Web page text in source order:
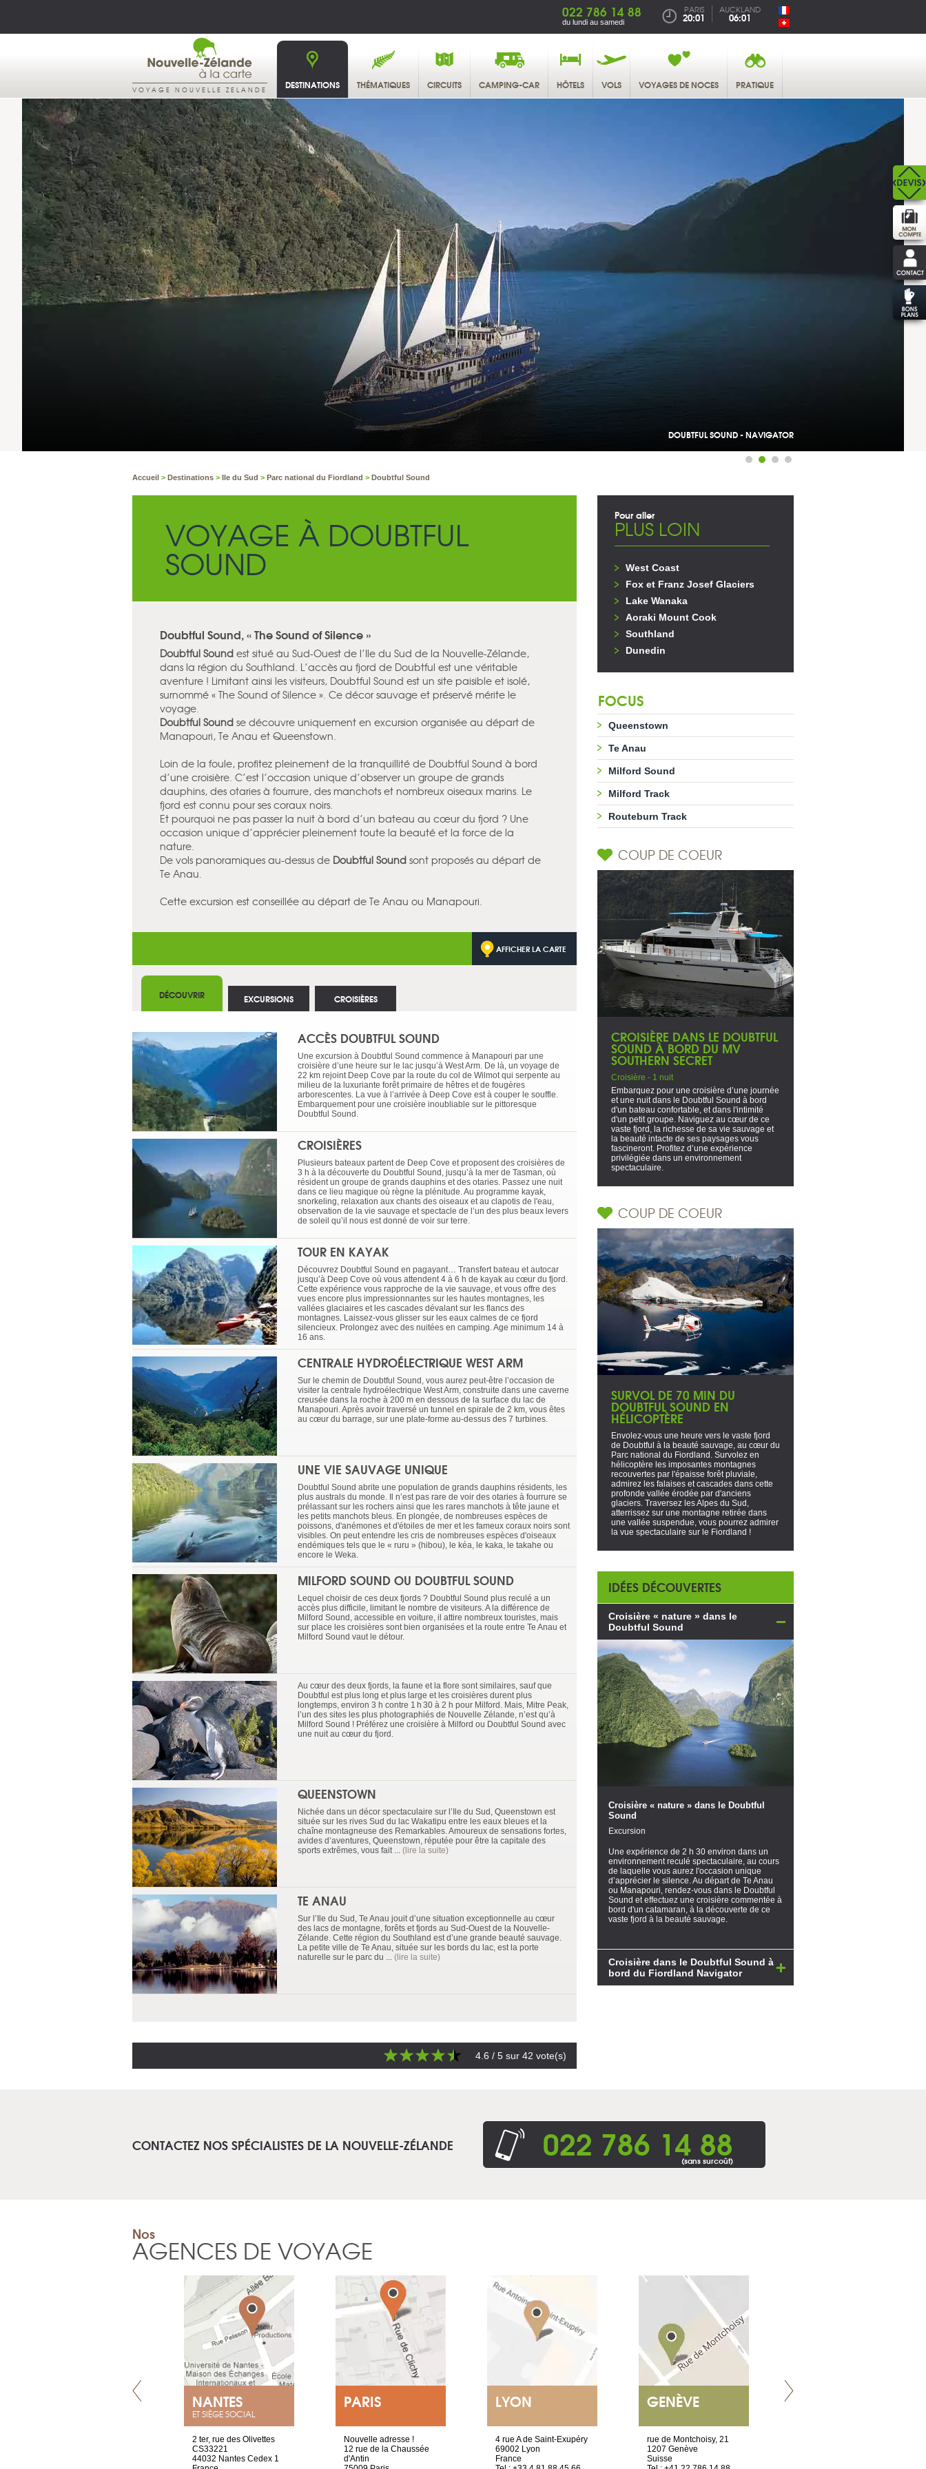
022 786 14 88
du lundi au samedi
PARIS
20:01
AUCKLAND
06:01
VOYAGE NOUVELLE ZELANDE DESTINATIONS THÉMATIQUES CIRCUITS CAMPING-CAR HÔTELS VOLS VOYAGES DE NOCES PRATIQUE
DOUBTFUL SOUND - NAVIGATOR
Accueil > Destinations > Ile du Sud > Parc national du Fiordland > Doubtful Sound
VOYAGE À DOUBTFUL
SOUND
Doubtful Sound, « The Sound of Silence »
Doubtful Sound est situé au Sud-Ouest de l’Ile du Sud de la Nouvelle-Zélande,
dans la région du Southland. L’accès au fjord de Doubtful est une véritable
aventure ! Limitant ainsi les visiteurs, Doubtful Sound est un site paisible et isolé,
surnommé « The Sound of Silence ». Ce décor sauvage et préservé mérite le
voyage.
Doubtful Sound se découvre uniquement en excursion organisée au départ de
Manapouri, Te Anau et Queenstown.
Loin de la foule, profitez pleinement de la tranquillité de Doubtful Sound à bord
d’une croisière. C’est l’occasion unique d’observer un groupe de grands
dauphins, des otaries à fourrure, des manchots et nombreux oiseaux marins. Le
fjord est connu pour ses coraux noirs.
Et pourquoi ne pas passer la nuit à bord d’un bateau au cœur du fjord ? Une
occasion unique d’apprécier pleinement toute la beauté et la force de la
nature.
De vols panoramiques au-dessus de Doubtful Sound sont proposés au départ de
Te Anau.
Cette excursion est conseillée au départ de Te Anau ou Manapouri.
AFFICHER LA CARTE
DÉCOUVRIR
ACCÈS DOUBTFUL SOUND
Une excursion à Doubtful Sound commence à Manapouri par une
croisière d’une heure sur le lac jusqu’à West Arm. De là, un voyage de
22 km rejoint Deep Cove par la route du col de Wilmot qui serpente au
milieu de la luxuriante forêt primaire de hêtres et de fougères
arborescentes. La vue à l’arrivée à Deep Cove est à couper le souffle.
Embarquement pour une croisière inoubliable sur le pittoresque
Doubtful Sound.
CROISIÈRES
Plusieurs bateaux partent de Deep Cove et proposent des croisières de
3 h à la découverte du Doubtful Sound, jusqu’à la mer de Tasman, où
résident un groupe de grands dauphins et des otaries. Passez une nuit
dans ce lieu magique où règne la plénitude. Au programme kayak,
snorkeling, relaxation aux chants des oiseaux et au clapotis de l'eau,
observation de la vie sauvage et spectacle de l’un des plus beaux levers
de soleil qu’il nous est donné de voir sur terre.
TOUR EN KAYAK
Découvrez Doubtful Sound en pagayant… Transfert bateau et autocar
jusqu’à Deep Cove où vous attendent 4 à 6 h de kayak au cœur du fjord.
Cette expérience vous rapproche de la vie sauvage, et vous offre des
vues encore plus impressionnantes sur les hautes montagnes, les
vallées glaciaires et les cascades dévalant sur les flancs des
montagnes. Laissez-vous glisser sur les eaux calmes de ce fjord
silencieux. Prolongez avec des nuitées en camping. Age minimum 14 à
16 ans.
CENTRALE HYDROÉLECTRIQUE WEST ARM
Sur le chemin de Doubtful Sound, vous aurez peut-être l’occasion de
visiter la centrale hydroélectrique West Arm, construite dans une caverne
creusée dans la roche à 200 m en dessous de la surface du lac de
Manapouri. Après avoir traversé un tunnel en spirale de 2 km, vous êtes
au cœur du barrage, sur une plate-forme au-dessus des 7 turbines.
UNE VIE SAUVAGE UNIQUE
Doubtful Sound abrite une population de grands dauphins résidents, les
plus australs du monde. Il n’est pas rare de voir des otaries à fourrure se
prélassant sur les rochers ainsi que les rares manchots à tête jaune et
les petits manchots bleus. En plongée, de nombreuses espèces de
poissons, d'anémones et d'étoiles de mer et les fameux coraux noirs sont
visibles. On peut entendre les cris de nombreuses espèces d'oiseaux
endémiques tels que le « ruru » (hibou), le kéa, le kaka, le takahe ou
encore le Weka.
MILFORD SOUND OU DOUBTFUL SOUND
Lequel choisir de ces deux fjords ? Doubtful Sound plus reculé a un
accès plus difficile, limitant le nombre de visiteurs. A la différence de
Milford Sound, accessible en voiture, il attire nombreux touristes, mais
sur place les croisières sont bien organisées et la route entre Te Anau et
Milford Sound vaut le détour.
Au cœur des deux fjords, la faune et la flore sont similaires, sauf que
Doubtful est plus long et plus large et les croisières durent plus
longtemps, environ 3 h contre 1 h 30 à 2 h pour Milford. Mais, Mitre Peak,
l’un des sites les plus photographiés de Nouvelle Zélande, n’est qu’à
Milford Sound ! Préférez une croisière à Milford ou Doubtful Sound avec
une nuit au cœur du fjord.
QUEENSTOWN
Nichée dans un décor spectaculaire sur l’Ile du Sud, Queenstown est
située sur les rives Sud du lac Wakatipu entre les eaux bleues et la
chaîne montagneuse des Remarkables. Amoureux de sensations fortes,
avides d’aventures, Queenstown, réputée pour être la capitale des
sports extrêmes, vous fait ... (lire la suite)
TE ANAU
Sur l’Ile du Sud, Te Anau jouit d’une situation exceptionnelle au cœur
des lacs de montagne, forêts et fjords au Sud-Ouest de la Nouvelle-
Zélande. Cette région du Southland est d’une grande beauté sauvage.
La petite ville de Te Anau, située sur les bords du lac, est la porte
naturelle sur le parc du ... (lire la suite)
EXCURSIONS CROISIÈRES
4.6 / 5 sur 42 vote(s)
Pour aller
PLUS LOIN
West Coast
Fox et Franz Josef Glaciers
Lake Wanaka
Aoraki Mount Cook
Southland
Dunedin
FOCUS
Queenstown
Te Anau
Milford Sound
Milford Track
Routeburn Track
COUP DE COEUR
CROISIÈRE DANS LE DOUBTFUL
SOUND À BORD DU MV
SOUTHERN SECRET
Croisière - 1 nuit
Embarquez pour une croisière d’une journée
et une nuit dans le Doubtful Sound à bord
d'un bateau confortable, et dans l'intimité
d'un petit groupe. Naviguez au cœur de ce
vaste fjord, la richesse de sa vie sauvage et
la beauté intacte de ses paysages vous
fascineront. Profitez d’une expérience
privilégiée dans un environnement
spectaculaire.
COUP DE COEUR
SURVOL DE 70 MIN DU
DOUBTFUL SOUND EN
HÉLICOPTÈRE
Envolez-vous une heure vers le vaste fjord
de Doubtful à la beauté sauvage, au cœur du
Parc national du Fiordland. Survolez en
hélicoptère les imposantes montagnes
recouvertes par l'épaisse forêt pluviale,
admirez les falaises et cascades dans cette
profonde vallée érodée par d'anciens
glaciers. Traversez les Alpes du Sud,
atterrissez sur une montagne retirée dans
une vallée suspendue, vous pourrez admirer
la vue spectaculaire sur le Fiordland !
IDÉES DÉCOUVERTES
Croisière « nature » dans le
Doubtful Sound
Croisière « nature » dans le Doubtful
Sound
Excursion
Une expérience de 2 h 30 environ dans un
environnement reculé spectaculaire, au cours
de laquelle vous aurez l'occasion unique
d’apprécier le silence. Au départ de Te Anau
ou Manapouri, rendez-vous dans le Doubtful
Sound et effectuez une croisière commentée à
bord d'un catamaran, à la découverte de ce
vaste fjord à la beauté sauvage.
Croisière dans le Doubtful Sound à
bord du Fiordland Navigator
CONTACTEZ NOS SPÉCIALISTES DE LA NOUVELLE-ZÉLANDE 022 786 14 88
(sans surcoût)
Nos
AGENCES DE VOYAGE
NANTES
ET SIÈGE SOCIAL
2 ter, rue des Olivettes
CS33221
44032 Nantes Cedex 1
PARIS
Nouvelle adresse !
12 rue de la Chaussée
d'Antin
LYON
4 rue A de Saint-Exupéry
69002 Lyon
France
GENÈVE
rue de Montchoisy, 21
1207 Genève
Suisse